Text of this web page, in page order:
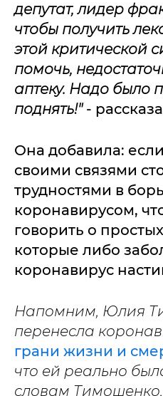
депутат, лидер
чтобы получить
этой критической
помочь,
аптеку. Надо было
поднять!"-
Она добавила:
своими связями
трудностями в
коронавирусом,
говорить о
которые либо
коронавирус
Напомним, Юлия
перенесла
грани жизни и
что ей реально
словам Тимошенко,